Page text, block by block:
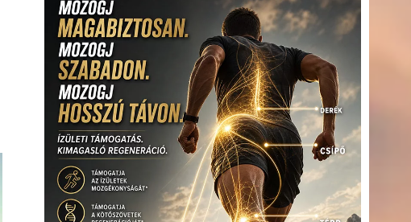
asztalitenisz(130) autosport(123)Babos
Tímea(240)Bajnokok Ligája (168)Birkózás(143)Bécs(214)
egészség(530) Európabajnokság(173)ferrari(139)
forma 1(1165) (760)futás(305)
Hosszú
Katinka(186)hungaroring (181)Jégkorong(148)
kajakkenu
(138)karate(168)kickbox(204) kosárlabda(166)kézilabda
(448)Lewis Hamilton(168)magyar labdarúgóválogatott(148)
Mercedes(244)motorsport(153)Opel Dakar Team(132)Rali
Világbajnokság(122)Rendezvény(142)rio 2016(373)sport
(438)Sportime Magazin (128)szabadidősport (316)Szalay
Balázs
(126)tenisz(416)táplálkozás(155)utazás(126)
Video (247)világbajnokság(162) Világkupa(129)vitorlázás